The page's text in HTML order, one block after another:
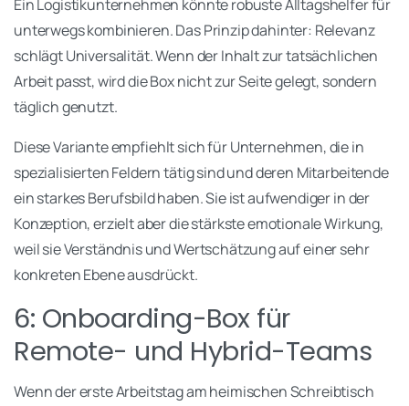
Ein Logistikunternehmen könnte robuste Alltagshelfer für
unterwegs kombinieren. Das Prinzip dahinter: Relevanz
schlägt Universalität. Wenn der Inhalt zur tatsächlichen
Arbeit passt, wird die Box nicht zur Seite gelegt, sondern
täglich genutzt.
Diese Variante empfiehlt sich für Unternehmen, die in
spezialisierten Feldern tätig sind und deren Mitarbeitende
ein starkes Berufsbild haben. Sie ist aufwendiger in der
Konzeption, erzielt aber die stärkste emotionale Wirkung,
weil sie Verständnis und Wertschätzung auf einer sehr
konkreten Ebene ausdrückt.
6: Onboarding-Box für
Remote- und Hybrid-Teams
Wenn der erste Arbeitstag am heimischen Schreibtisch